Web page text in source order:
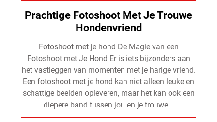
Prachtige Fotoshoot Met Je Trouwe
Hondenvriend
Fotoshoot met je hond De Magie van een
Fotoshoot met Je Hond Er is iets bijzonders aan
het vastleggen van momenten met je harige vriend.
Een fotoshoot met je hond kan niet alleen leuke en
schattige beelden opleveren, maar het kan ook een
diepere band tussen jou en je trouwe…